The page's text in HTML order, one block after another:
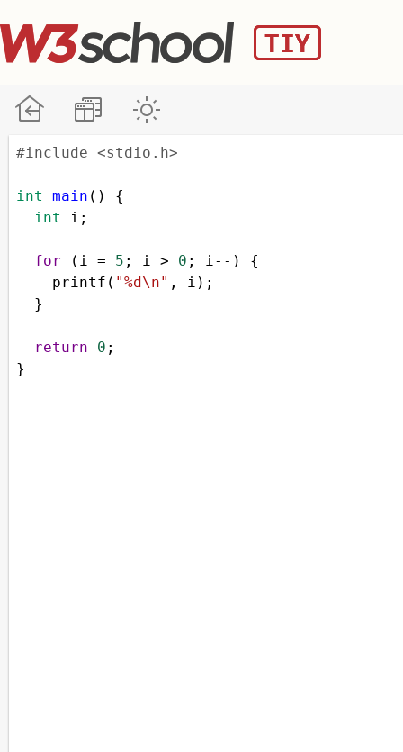
#include <stdio.h>
int main () {
int
i ;
for ( i = 5 ; i > 0 ; i-- ) {
printf ( "%d\n" , i );
  }
return 0 ;
}